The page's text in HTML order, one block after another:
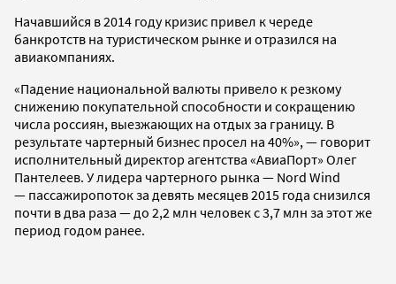
Начавшийся в 2014 году кризис привел к череде
банкротств на туристическом рынке и отразился на
авиакомпаниях.
«Падение национальной валюты привело к резкому
снижению покупательной способности и сокращению
числа россиян, выезжающих на отдых за границу. В
результате чартерный бизнес просел на 40%», — говорит
исполнительный директор агентства «АвиаПорт» Олег
Пантелеев. У лидера чартерного рынка — Nord Wind
— пассажиропоток за девять месяцев 2015 года снизился
почти в два раза — до 2,2 млн человек с 3,7 млн за этот же
период годом ранее.